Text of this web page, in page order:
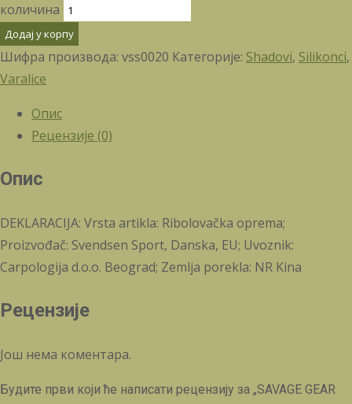
количина
Додај у корпу
Шифра производа: vss0020 Категорије: Shadovi, Silikonci,
Varalice
Опис
Рецензије (0)
Опис
DEKLARACIJA: Vrsta artikla: Ribolovačka oprema;
Proizvođač: Svendsen Sport, Danska, EU; Uvoznik:
Carpologija d.o.o. Beograd; Zemlja porekla: NR Kina
Рецензије
Још нема коментара.
Будите први који ће написати рецензију за „SAVAGE GEAR